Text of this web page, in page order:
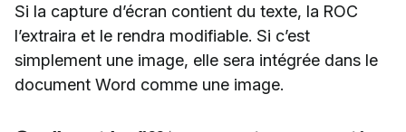
Si la capture d’écran contient du texte, la ROC
l’extraira et le rendra modifiable. Si c’est
simplement une image, elle sera intégrée dans le
document Word comme une image.